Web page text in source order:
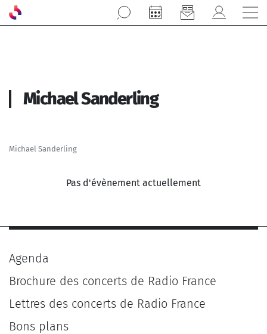
Aller au contenu principal
Michael Sanderling
Michael Sanderling
Pas d'évènement actuellement
Agenda
Brochure des concerts de Radio France
Lettres des concerts de Radio France
Bons plans